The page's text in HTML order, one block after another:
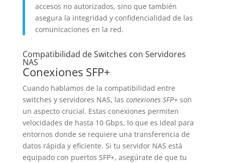
accesos no autorizados, sino que también
asegura la integridad y confidencialidad de las
comunicaciones en la red.
Compatibilidad de Switches con Servidores
NAS
Conexiones SFP+
Cuando hablamos de la compatibilidad entre
switches y servidores NAS, las conexiones SFP+son
un aspecto crucial. Estas conexiones permiten
velocidades de hasta 10 Gbps, lo que es ideal para
entornos donde se requiere una transferencia de
datos rápida y eficiente. Si tu servidor NAS está
equipado con puertos SFP+, asegúrate de que tu